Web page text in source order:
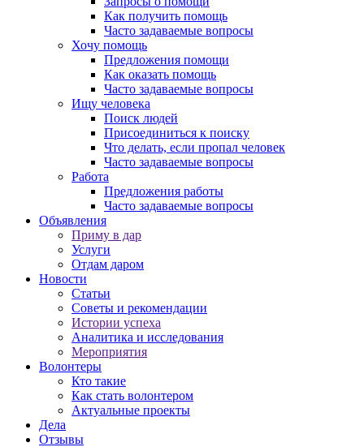
Как получить помощь
Часто задаваемые вопросы
Хочу помощь
Предложения помощи
Как оказать помощь
Часто задаваемые вопросы
Ищу человека
Поиск людей
Присоединиться к поиску
Что делать, если пропал человек
Часто задаваемые вопросы
Работа
Предложения работы
Часто задаваемые вопросы
Объявления
Приму в дар
Услуги
Отдам даром
Новости
Статьи
Советы и рекомендации
Истории успеха
Аналитика и исследования
Мероприятия
Волонтеры
Кто такие
Как стать волонтером
Актуальные проекты
Дела
Отзывы